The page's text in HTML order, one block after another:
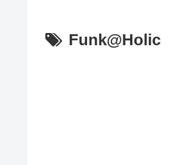
Funk@Holic